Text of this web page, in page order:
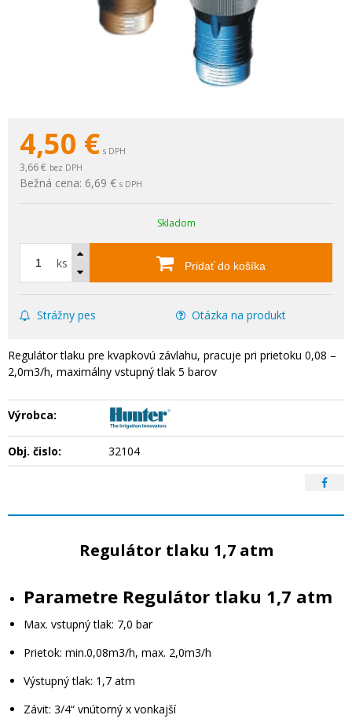
4,50 € s DPH
3,66 € bez DPH
Bežná cena: 6,69 € s DPH
Skladom
ks Pridať do košíka
Strážny pes Otázka na produkt
Regulátor tlaku pre kvapkovú závlahu, pracuje pri prietoku 0,08 –
2,0m3/h, maximálny vstupný tlak 5 barov
Výrobca:
Obj. čislo: 32104
Regulátor tlaku 1,7 atm
Parametre Regulátor tlaku 1,7 atm
Max. vstupný tlak: 7,0 bar
Prietok: min.0,08m3/h, max. 2,0m3/h
Výstupný tlak: 1,7 atm
Závit: 3/4“ vnútorný x vonkajší